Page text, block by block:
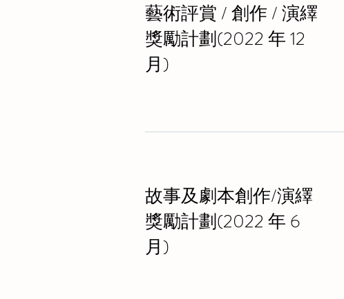
藝術評賞 / 創作 / 演繹
獎勵計劃(2022 年 12
月)
故事及劇本創作/演繹
獎勵計劃(2022 年 6
月)